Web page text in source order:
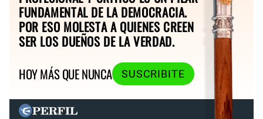
FUNDAMENTAL DE LA DEMOCRACIA.
POR ESO MOLESTA A QUIENES CREEN
SER LOS DUEÑOS DE LA VERDAD.
HOY MÁS QUE NUNCA
SUSCRIBITE